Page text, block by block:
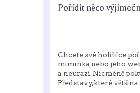
Pořídit něco
Chcete své holčičce
miminka nebo jeho
a neurazí. Nicméně
Představy, které